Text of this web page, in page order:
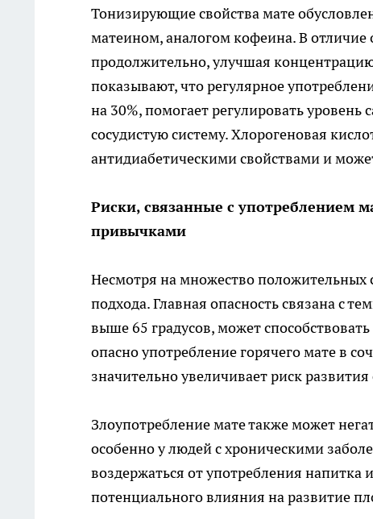
Тонизирующие свойства мате
матеином, аналогом кофеина. В отличие
продолжительно, улучшая
показывают, что регулярное
на 30%, помогает регулировать
сосудистую систему. Хлорогеновая
антидиабетическими свойствами и
Риски, связанные с употреблением
привычками
Несмотря на множество положительных
подхода. Главная опасность связана с
выше 65 градусов, может
опасно употребление горячего мате в
значительно увеличивает риск
Злоупотребление мате также может
особенно у людей с хроническими
воздержаться от употребления
потенциального влияния на развитие